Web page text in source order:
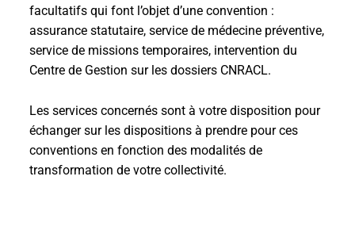
facultatifs qui font l’objet d’une convention :
assurance statutaire, service de médecine préventive,
service de missions temporaires, intervention du
Centre de Gestion sur les dossiers CNRACL.
Les services concernés sont à votre disposition pour
échanger sur les dispositions à prendre pour ces
conventions en fonction des modalités de
transformation de votre collectivité.